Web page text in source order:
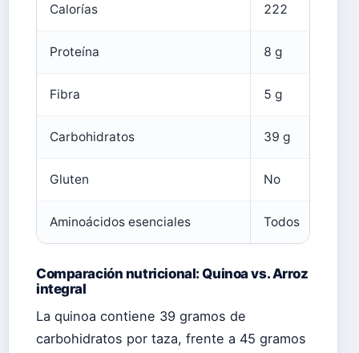
Calorías 222
Proteína 8 g
Fibra 5 g
Carbohidratos 39 g
Gluten No
Aminoácidos esenciales Todos
Comparación nutricional: Quinoa vs. Arroz
integral
La quinoa contiene 39 gramos de
carbohidratos por taza, frente a 45 gramos